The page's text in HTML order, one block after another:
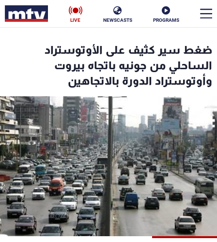
PROGRAMS
NEWSCASTS
LIVE
ضغط سير كثيف على الأوتوستراد
الساحلي من جونيه باتجاه بيروت
وأوتوستراد الدورة بالاتجاهين
الأخبار
سياسة ناس
إقتصاد فن
منوعات رياضة
كأس العالم
البرامج
جدول البرامج
شاهد البرامج